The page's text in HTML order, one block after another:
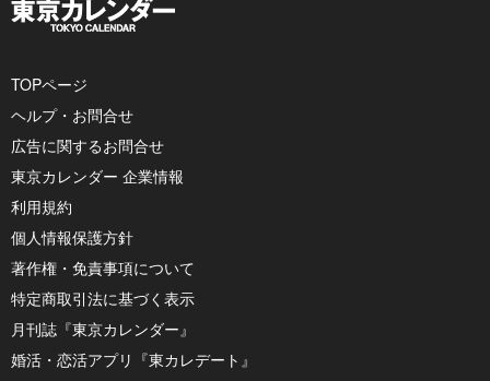
TOPページ
ヘルプ・お問合せ
広告に関するお問合せ
東京カレンダー 企業情報
利用規約
個人情報保護方針
著作権・免責事項について
特定商取引法に基づく表示
月刊誌『東京カレンダー』
婚活・恋活アプリ『東カレデート』